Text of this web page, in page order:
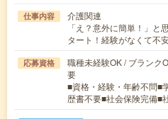
仕事内容
介護関連
「え？意外に簡単！」と
タート！経験がなくて不
応募資格
職種未経験OK / ブランク
要
■資格・経験・年齢不問■
歴書不要■社会保険完備■